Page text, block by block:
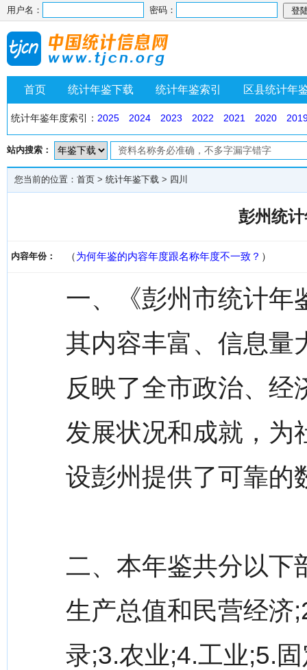
用户名： 密码：
首页 统计年鉴下载 统计年鉴索引 区县统计年
统计年鉴年度索引： 2025 2024 2023 2022 2021 2020
站内搜索：
您当前的位置： 首页 > 统计年鉴下载 > 四川
彭州统
内容年份： （为何年鉴的内容年度跟名称年度不一致？ ）
一、《彭州市统计年
其内容丰富、信息量
反映了全市政治、经
发展状况和成就，为
设彭州提供了可靠的
二、本年鉴共分以下
生产总值和民营经济
录;3.农业;4.工业;5.